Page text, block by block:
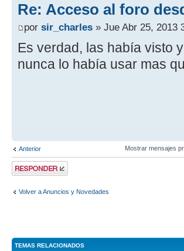
Re: Acceso al foro
por sir_charles » Jue Abr 25, 2013
Es verdad, las había visto
nunca lo había usar mas
Anterior Mostrar mensajes
Publicar una
respuesta
Volver a Anuncios y Novedades
TEMAS RELACIONADOS